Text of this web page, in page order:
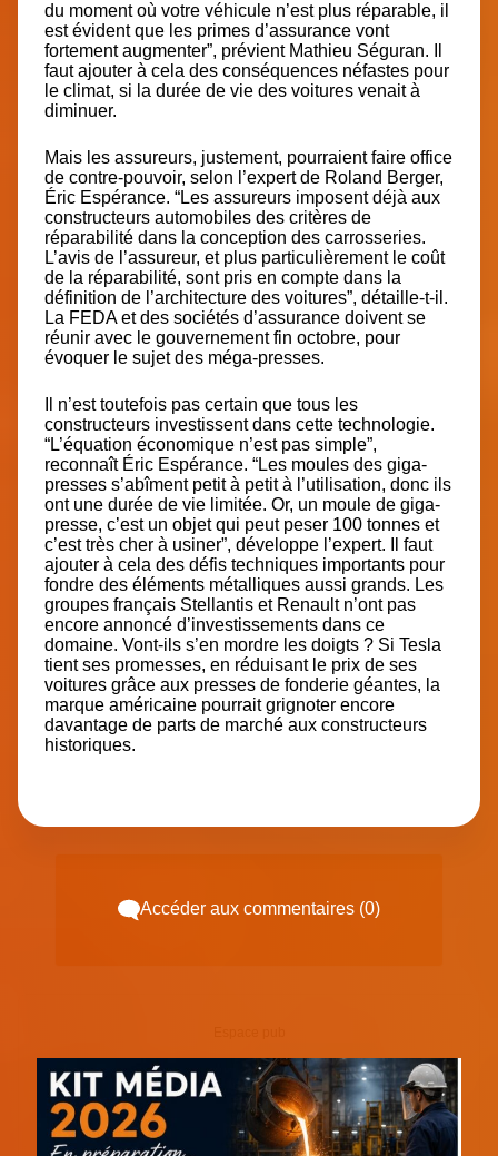
du moment où votre véhicule n’est plus réparable, il
est évident que les primes d’assurance vont
fortement augmenter”, prévient Mathieu Séguran. Il
faut ajouter à cela des conséquences néfastes pour
le climat, si la durée de vie des voitures venait à
diminuer.
Mais les assureurs, justement, pourraient faire office
de contre-pouvoir, selon l’expert de Roland Berger,
Éric Espérance. “Les assureurs imposent déjà aux
constructeurs automobiles des critères de
réparabilité dans la conception des carrosseries.
L’avis de l’assureur, et plus particulièrement le coût
de la réparabilité, sont pris en compte dans la
définition de l’architecture des voitures”, détaille-t-il.
La FEDA et des sociétés d’assurance doivent se
réunir avec le gouvernement fin octobre, pour
évoquer le sujet des méga-presses.
Il n’est toutefois pas certain que tous les
constructeurs investissent dans cette technologie.
“L’équation économique n’est pas simple”,
reconnaît Éric Espérance. “Les moules des giga-
presses s’abîment petit à petit à l’utilisation, donc ils
ont une durée de vie limitée. Or, un moule de giga-
presse, c’est un objet qui peut peser 100 tonnes et
c’est très cher à usiner”, développe l’expert. Il faut
ajouter à cela des défis techniques importants pour
fondre des éléments métalliques aussi grands. Les
groupes français Stellantis et Renault n’ont pas
encore annoncé d’investissements dans ce
domaine. Vont-ils s’en mordre les doigts ? Si Tesla
tient ses promesses, en réduisant le prix de ses
voitures grâce aux presses de fonderie géantes, la
marque américaine pourrait grignoter encore
davantage de parts de marché aux constructeurs
historiques.
Accéder aux commentaires (0)